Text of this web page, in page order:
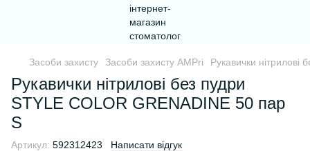
Засоби захисту Засоби захисту AMPri Рукавички
Рукавички нітрилові без пудри
STYLE COLOR GRENADINE 50 пар
S
Артикул: 592312423 Написати відгук